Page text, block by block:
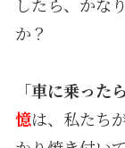
か？
「車に乗った
憶は、私たち